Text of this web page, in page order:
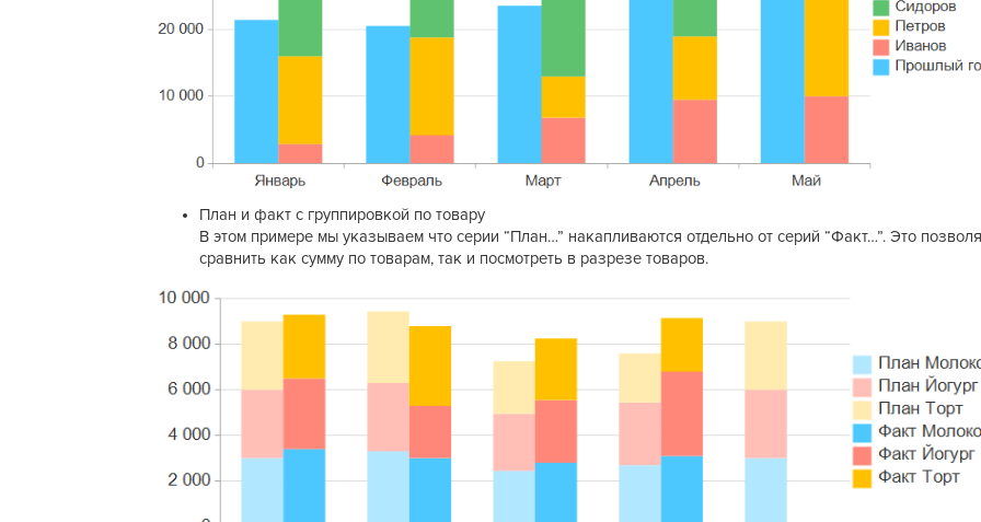
План и факт с группировкой по товару
В этом примере мы указываем что серии “План…” накапливаются отдельно от серий “Факт…”. Это
сравнить как сумму по товарам, так и посмотреть в разрезе товаров.